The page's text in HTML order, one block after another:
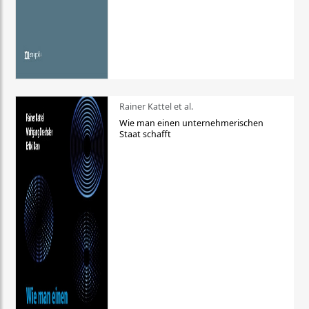
Rainer Kattel et al.
Wie man einen unternehmerischen
Staat schafft